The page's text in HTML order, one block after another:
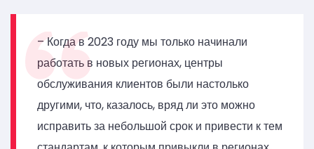
– Когда в 2023 году мы только начинали
работать в новых регионах, центры
обслуживания клиентов были настолько
другими, что, казалось, вряд ли это можно
исправить за небольшой срок и привести к тем